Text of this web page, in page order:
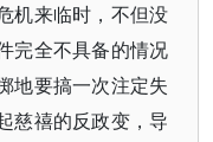
机来临时，不但没
完全不具备的情况
地要搞一次注定失
慈禧的反政变，导